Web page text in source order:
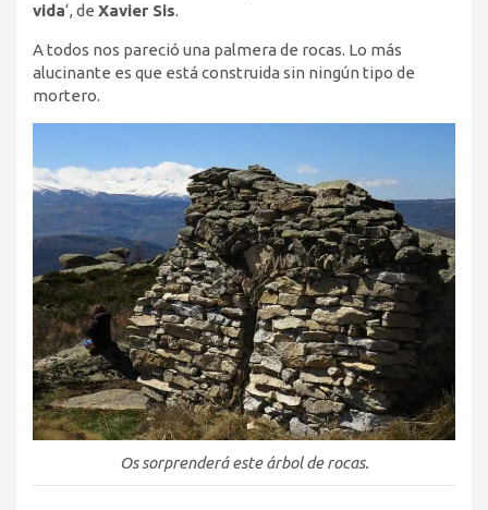
vida‘, de Xavier Sis.
A todos nos pareció una palmera de rocas. Lo más
alucinante es que está construida sin ningún tipo de
mortero.
Os sorprenderá este árbol de rocas.